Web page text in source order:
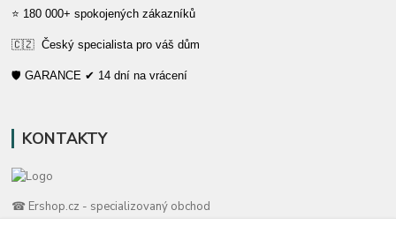
⭐ 180 000+ spokojených zákazníků
🇨🇿 Český specialista pro váš dům
🛡️ GARANCE ✔ 14 dní na vrácení
KONTAKTY
☎ Ershop.cz - specializovaný obchod